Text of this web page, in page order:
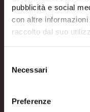
pubblicità e social
con altre
raccolto dal suo
delNecessari
Preferenze
Product